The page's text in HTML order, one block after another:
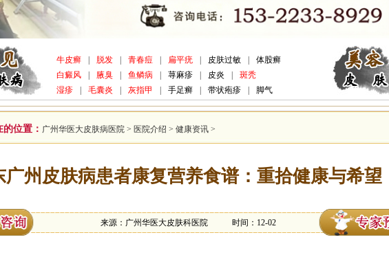
牛皮癣 脱发 青春痘 扁平疣 皮肤过敏
体股癣
白癜风
腋臭 鱼鳞病 荨麻疹 皮炎
斑秃
湿疹
毛囊炎 灰指甲 手足癣 带状疱疹 脚气
位置： 广州华医大皮肤病医院 > 医院介绍 > 健康资讯 >
广州皮肤病患者康复营养食谱：重拾健康与希望
来源：广州华医大皮肤科医院 时间：12-02